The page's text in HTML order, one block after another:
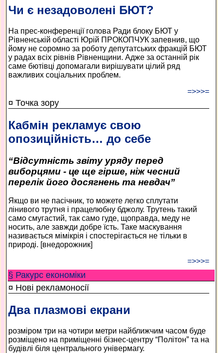
Чи є незадоволені БЮТ?
На прес-конференції голова Ради блоку БЮТ у
Рівненській області Юрій ПРОКОПЧУК запевнив, що
йому не соромно за роботу депутатських фракцій БЮТ
у радах всіх рівнів Рівненщини. Адже за останній рік
саме бютівці допомагали вирішувати цілий ряд
важливих соціальних проблем.
=>>>=
¤ Точка зору
Кабмін рекламує свою
опозиційність… до себе
“Відсутність звіту уряду перед
виборцями - це ще гірше, ніж чесний
перелік його досягнень та невдач”
Якщо ви не пасічник, то можете легко сплутати
лінивого трутня і працелюбну бджолу. Трутень такий
само смугастий, так само гуде, щоправда, меду не
носить, але завжди добре їсть. Таке маскування
називається мімікрія і спостерігається не тільки в
природі. [внедорожник]
=>>>=
§ Ракурс економiки
¤ Нові рекламоносії
Два плазмові екрани
розміром три на чотири метри найближчим часом буде
розміщено на приміщенні бізнес-центру “Політон” та на
будівлі біля центрального універмагу.